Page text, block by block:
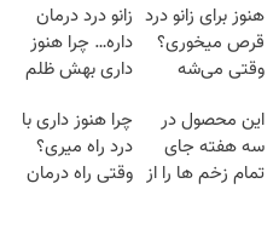
هنوز برای زانو درد
قرص میخوری؟
وقتی می‌شه
درمانش کرد؟؟؟؟
زانو درد درمان
داره… چرا هنوز
داری بهش ظلم
این محصول در
سه هفته جای
تمام زخم ها را از
چرا هنوز داری با
درد راه میری؟
وقتی راه درمان